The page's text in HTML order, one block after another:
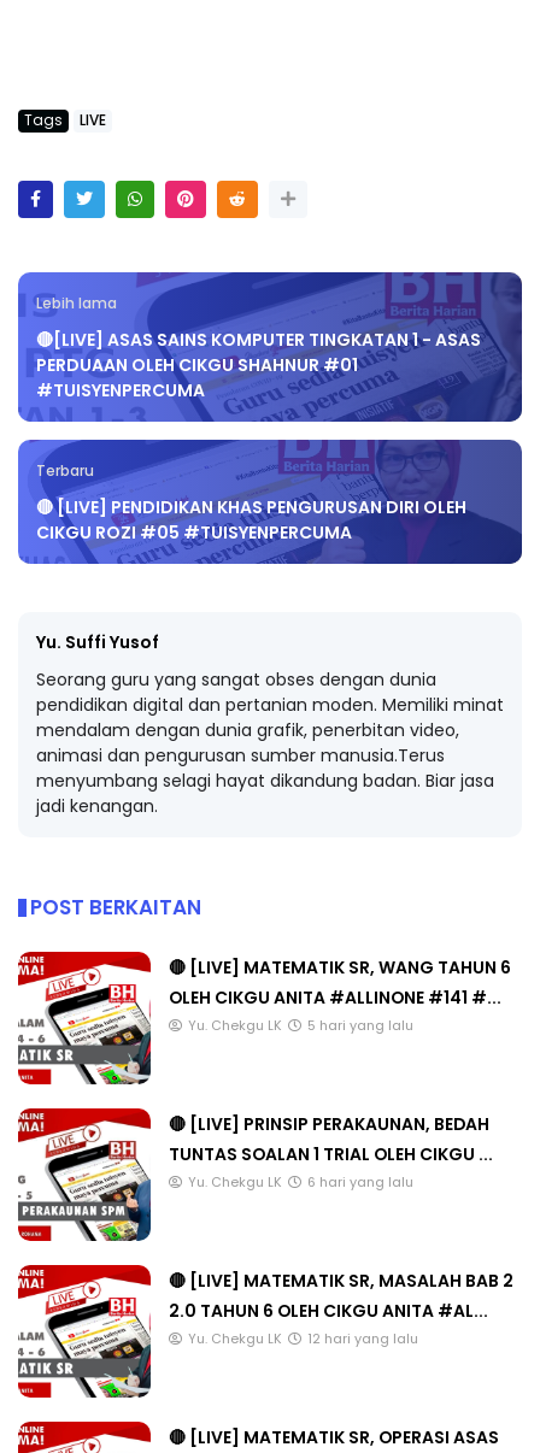
Tags LIVE
Lebih lama
🔴[LIVE] ASAS SAINS KOMPUTER TINGKATAN 1 - ASAS
PERDUAAN OLEH CIKGU SHAHNUR #01
#TUISYENPERCUMA
Terbaru
🔴 [LIVE] PENDIDIKAN KHAS PENGURUSAN DIRI OLEH
CIKGU ROZI #05 #TUISYENPERCUMA
Yu. Suffi Yusof
Seorang guru yang sangat obses dengan dunia
pendidikan digital dan pertanian moden. Memiliki minat
mendalam dengan dunia grafik, penerbitan video,
animasi dan pengurusan sumber manusia.Terus
menyumbang selagi hayat dikandung badan. Biar jasa
jadi kenangan.
POST BERKAITAN
🔴 [LIVE] MATEMATIK SR, WANG TAHUN 6
OLEH CIKGU ANITA #ALLINONE #141 #...
Yu. Chekgu LK 5 hari yang lalu
🔴 [LIVE] PRINSIP PERAKAUNAN, BEDAH
TUNTAS SOALAN 1 TRIAL OLEH CIKGU ...
Yu. Chekgu LK 6 hari yang lalu
🔴 [LIVE] MATEMATIK SR, MASALAH BAB 2
2.0 TAHUN 6 OLEH CIKGU ANITA #AL...
Yu. Chekgu LK 12 hari yang lalu
🔴 [LIVE] MATEMATIK SR, OPERASI ASAS